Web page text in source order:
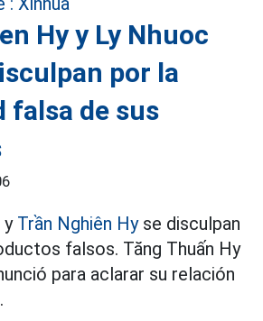
Hy y Ly Nhuoc
por la
falsa de sus
y Trần Nghiên Hyse disculpan
falsos. Tăng Thuấn Hy
para aclarar su relación